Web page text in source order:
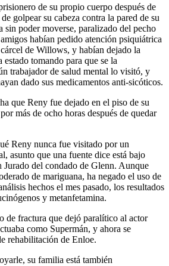
de su propio cuerpo después de
golpear su cabeza contra la pared de su
sin poder moverse, paralizado del pecho
habían pedido atención psiquiátrica
de Willows, y habían dejado la
tomando para que se la
trabajador de salud mental lo visitó, y
dado sus medicamentos anti-sicóticos.
que Reny fue dejado en el piso de su
más de ocho horas después de quedar
Reny nunca fue visitado por un
asunto que una fuente dice está bajo
del condado de Glenn. Aunque
de mariguana, ha negado el uso de
hechos el mes pasado, los resultados
y metanfetamina.
de fractura que dejó paralítico al actor
como Supermán, y ahora se
rehabilitación de Enloe.
su familia está también